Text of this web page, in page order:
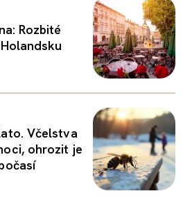
Rozbité
Včelstva
ohrozit je